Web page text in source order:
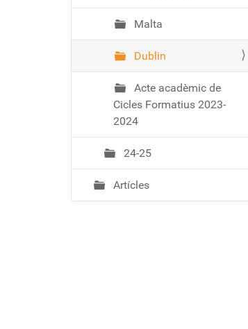
Malta
Dublin
Acte acadèmic de
Cicles Formatius 2023-
2024
24-25
Artícles